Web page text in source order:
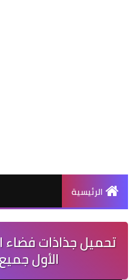
الرئيسية
تحميل جذاذات فضاء
الأول